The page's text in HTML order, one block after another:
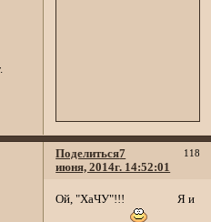
Поделиться 118
7
июня, 2014г. 14:52:01
Ой, "ХаЧУ"!!! Я и